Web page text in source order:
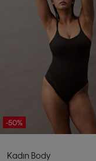
-50%
Kadın Body